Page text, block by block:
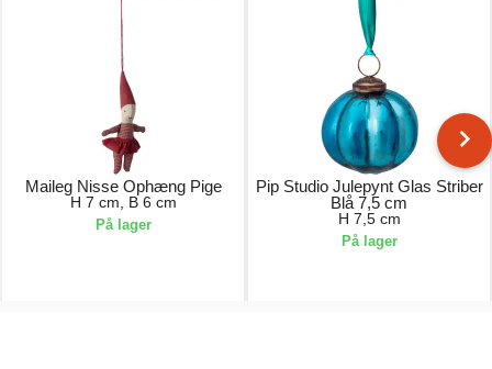
Maileg Nisse Ophæng Pige
H 7 cm, B 6 cm
På lager
Pip Studio Julepynt Glas Striber
Blå 7,5 cm
H 7,5 cm
På lager